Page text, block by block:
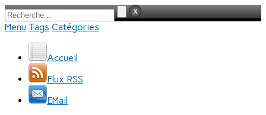
Menu Tags Catégories
Accueil
Flux RSS
EMail